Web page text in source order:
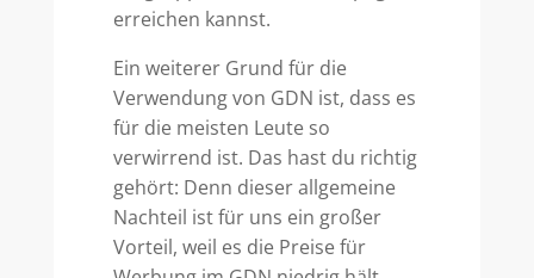
erreichen kannst.
Ein weiterer Grund für die
Verwendung von GDN ist, dass es
für die meisten Leute so
verwirrend ist. Das hast du richtig
gehört: Denn dieser allgemeine
Nachteil ist für uns ein großer
Vorteil, weil es die Preise für